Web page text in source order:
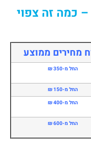
– כמה זה צפוי
מחירים ממוצע
החל מ-350 ₪
החל מ-150 ₪
החל מ-400 ₪
החל מ-600 ₪